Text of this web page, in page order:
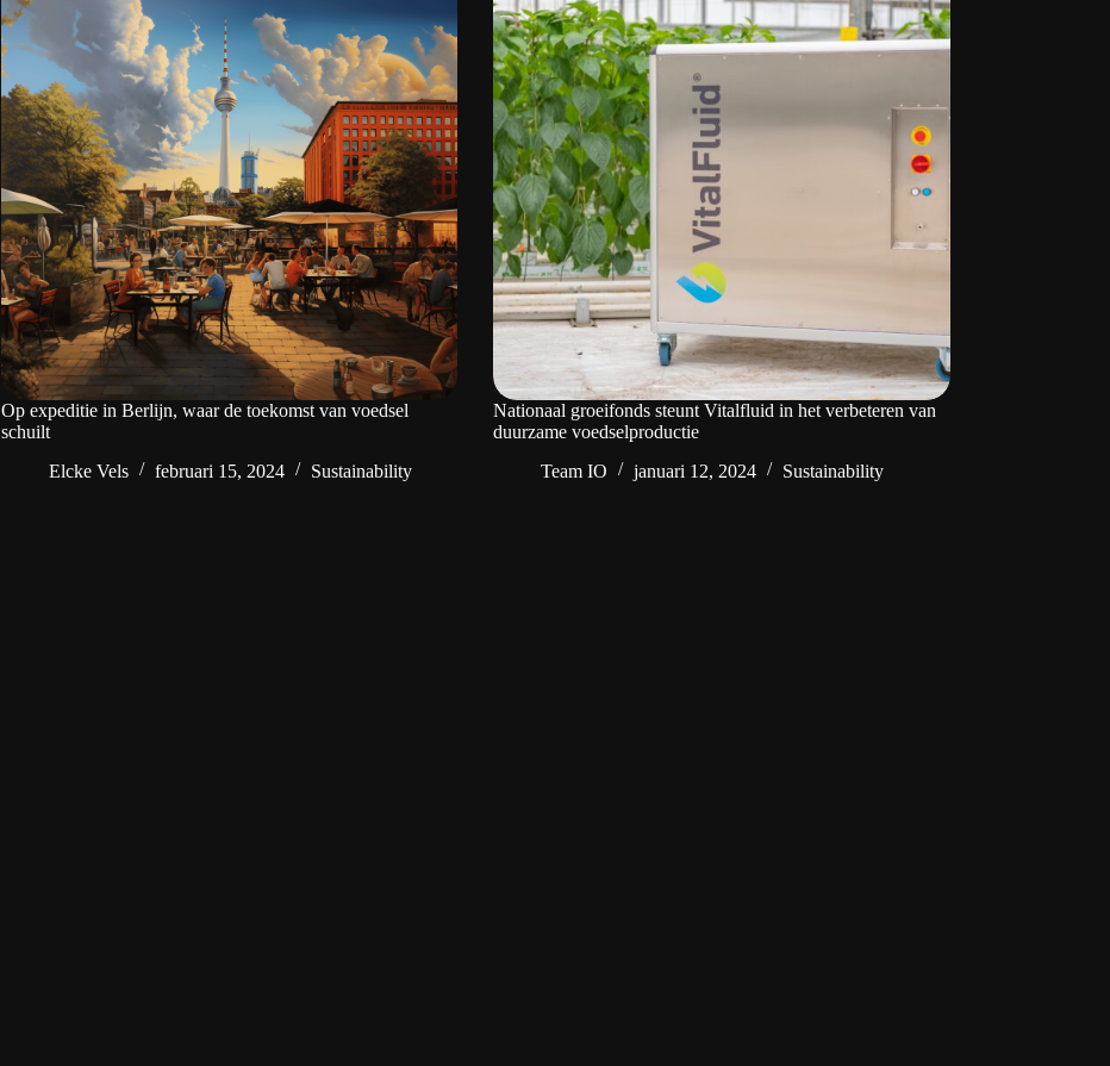
Op expeditie in Berlijn, waar de toekomst van voedsel
schuilt
Elcke Vels
februari 15, 2024 Sustainability
Nationaal groeifonds steunt Vitalfluid in het verbeteren van
duurzame voedselproductie
Team IO
januari 12, 2024 Sustainability